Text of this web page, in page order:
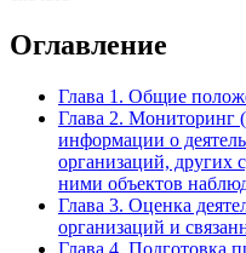
Оглавление
Глава 1. Общие
Глава 2. Мониторинг
информации о
организаций, других
ними объектов
Глава 3. Оценка
организаций и
Глава 4. Подготовка